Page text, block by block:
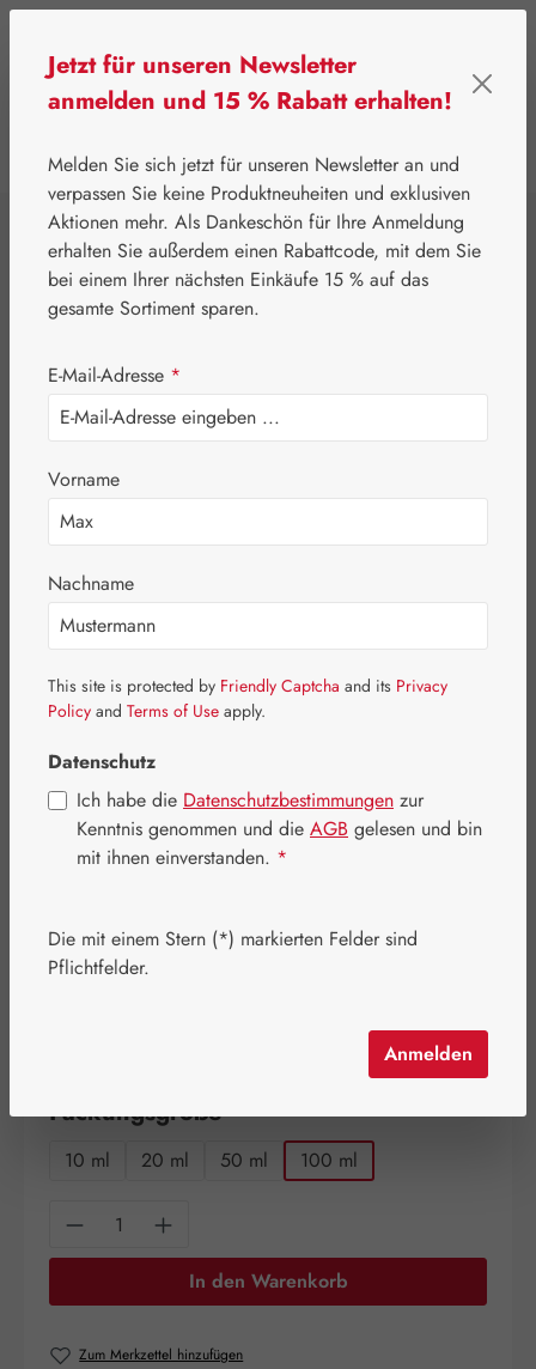
Leitner Lifecare Aromatherapie Embamed®
Muskatellersalbeiöl
Bildergalerie überspringen
94,40 €
Inhalt: 0.1 Liter (944,00 € / 1 Liter)
Preise inkl. MwSt. zzgl. Versandkosten
Packungsgrößeauswählen
10 ml 20 ml 50 ml 100 ml
Produkt Anzahl: Gib den gewünschten
In den Warenkorb
Zum Merkzettel hinzufügen
Jetzt für unseren Newsletter
anmelden und 15 % Rabatt erhalten!
Melden Sie sich jetzt für unseren Newsletter an und
verpassen Sie keine Produktneuheiten und exklusiven
Aktionen mehr. Als Dankeschön für Ihre Anmeldung
erhalten Sie außerdem einen Rabattcode, mit dem Sie
bei einem Ihrer nächsten Einkäufe 15 % auf das
gesamte Sortiment sparen.
E-Mail-Adresse *
Vorname
Nachname
This site is protected by Friendly Captcha and its Privacy
Policy and Terms of Use apply.
Datenschutz
Ich habe die Datenschutzbestimmungen zur
Kenntnis genommen und die AGB gelesen und bin
mit ihnen einverstanden. *
Die mit einem Stern (*) markierten Felder sind
Pflichtfelder.
Anmelden